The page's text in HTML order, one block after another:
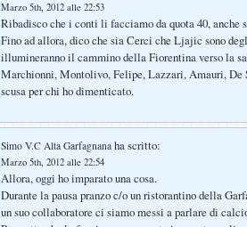
Marzo 5th, 2012 alle 22:53
Ribadisco che i conti li facciamo da quota 40, anche
Fino ad allora, dico che sia Cerci che Ljajic sono
illumineranno il cammino della Fiorentina verso la
Marchionni, Montolivo, Felipe, Lazzari, Amauri, De
scusa per chi ho dimenticato.
Simo V.C Alta Garfagnana ha scritto:
Marzo 5th, 2012 alle 22:54
Allora, oggi ho imparato una cosa.
Durante la pausa pranzo c/o un ristorantino della
un suo collaboratore ci siamo messi a parlare di